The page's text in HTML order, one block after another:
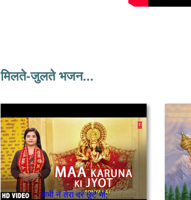
मिलते-जुलते भजन...
कभी न तेरा दर छूटे माँ,